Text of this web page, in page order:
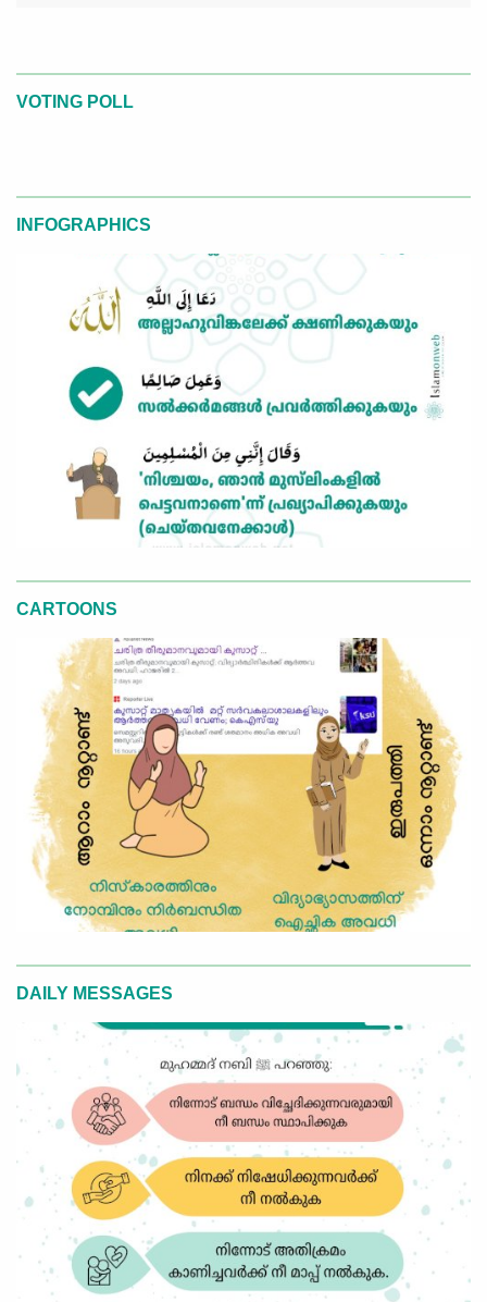
VOTING POLL
INFOGRAPHICS
CARTOONS
DAILY MESSAGES